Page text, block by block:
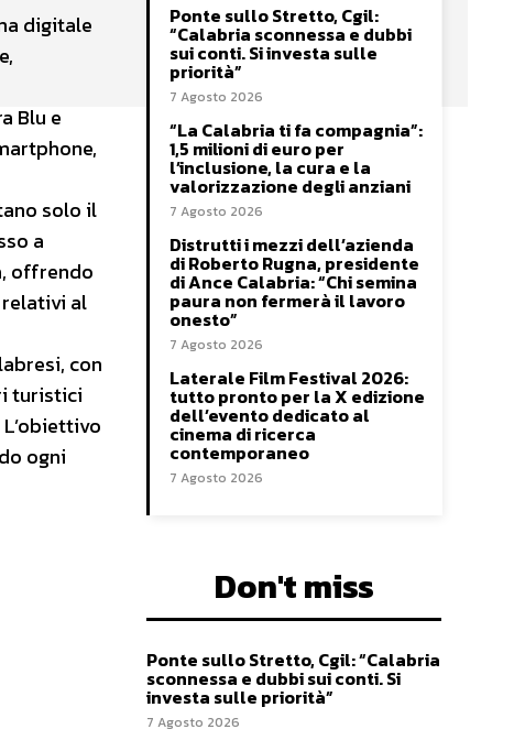
digitale
Blu e
solo il
a
offrendo
al
con
turistici
ogni
Ponte sullo Stretto, Cgil:
“Calabria sconnessa e dubbi
sui conti. Si investa sulle
priorità”
7 Agosto 2026
“La Calabria ti fa compagnia”:
1,5 milioni di euro per
l’inclusione, la cura e la
valorizzazione degli anziani
7 Agosto 2026
Distrutti i mezzi dell’azienda
di Roberto Rugna, presidente
di Ance Calabria: “Chi semina
paura non fermerà il lavoro
onesto”
7 Agosto 2026
Laterale Film Festival 2026:
tutto pronto per la X edizione
dell’evento dedicato al
cinema di ricerca
contemporaneo
7 Agosto 2026
Don't miss
Ponte sullo Stretto, Cgil: “Calabria
sconnessa e dubbi sui conti. Si
investa sulle priorità”
7 Agosto 2026